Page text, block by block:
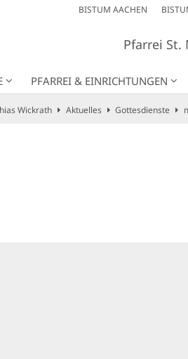
BISTUM AACHEN
Pfarrei St.
PFARREI & EINRICHTUNGEN
Wickrath Aktuelles Gottesdienste